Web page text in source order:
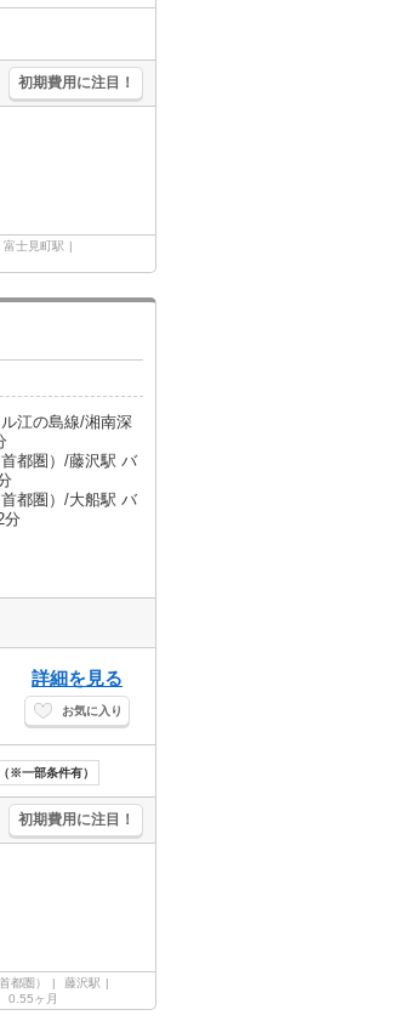
初期費用に注目！
富士見町駅
江の島線/湘南深
都圏）/藤沢駅 バ
都圏）/大船駅 バ
分
詳細を見る
お気に入り
※一部条件有）
初期費用に注目！
都圏）
藤沢駅
0.55ヶ月